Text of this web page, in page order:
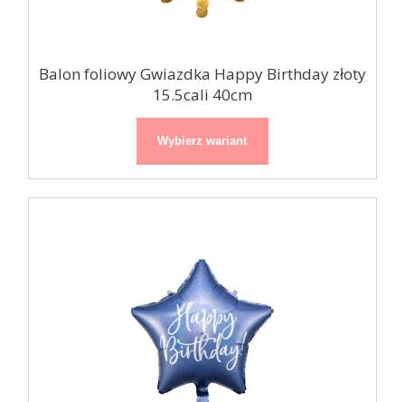
Balon foliowy Gwiazdka Happy Birthday złoty
15.5cali 40cm
Wybierz wariant